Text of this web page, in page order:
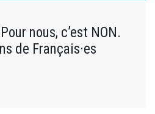
nous, c’est NON.
de Français·es